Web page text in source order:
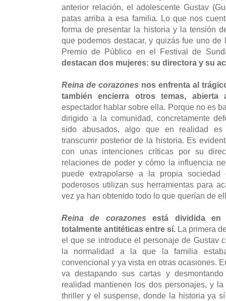
anterior relación, el adolescente Gustav
patas arriba a esa familia. Lo que nos
forma de presentar la historia y la tensión
que podemos destacar, y quizás fue uno
Premio de Público en el Festival de
destacan dos mujeres: su directora y su
Reina de corazones nos enfrenta al
también encierra otros temas, abierta
espectador hablar sobre ella. Porque no es
dirigido a la comunidad, concretamente
sido abusados, algo que en realidad es
transcurrir posterior de la historia. Es
con unas intenciones críticas por su
relaciones de poder y cómo la influencia
puede extrapolarse a la propia
poderosos utilizan sus herramientas para
vez ya han obtenido todo lo que querían de
Reina de corazones está dividida en
totalmente antitéticas entre sí. La primera
el que se introduce el personaje de Gustav
la normalidad a la que la familia
convencional y ya vista en otras ocasiones.
va destapando sus cartas y
realidad mantienen los dos personajes, y
thriller y el suspense, donde la historia ya